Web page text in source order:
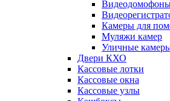
Камеры для
Муляжи камер
Уличные
Двери КХО
Кассовые лотки
Кассовые окна
Кассовые узлы